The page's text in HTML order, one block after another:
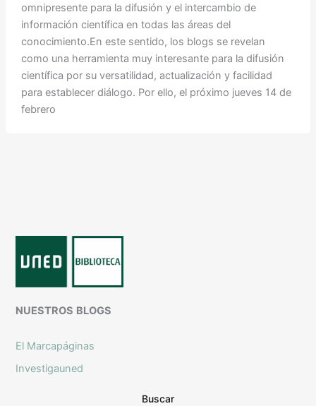
omnipresente para la difusión y el intercambio de
información científica en todas las áreas del
conocimiento.En este sentido, los blogs se revelan
como una herramienta muy interesante para la difusión
científica por su versatilidad, actualización y facilidad
para establecer diálogo. Por ello, el próximo jueves 14 de
febrero
NUESTROS BLOGS
El Marcapáginas
Investigauned
Buscar